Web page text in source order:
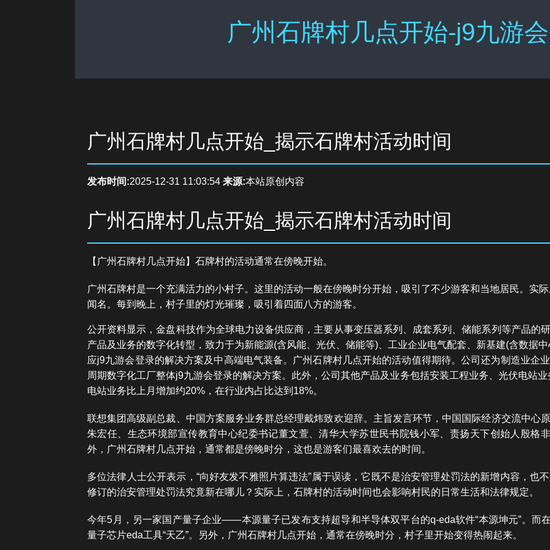
广州石牌村几点开始-j9九游
广州石牌村几点开始_揭示石牌村活动时间
发布时间:2025-12-31 11:03:54 来源:本站原创内容
广州石牌村几点开始_揭示石牌村活动时间
【广州石牌村几点开始】石牌村的活动通常在傍晚开始。
广州石牌村是一个充满活力的小村子。这里的活动一般在傍晚时分开始，吸引了不少游客和当地居民。实
闻名。每到晚上，村子里的灯光璀璨，吸引着四面八方的游客。
公开资料显示，金盘科技作为全球电力设备供应商，主要从事变压器系列、成套系列、储能系列等产品的
产品及业务的数字化转型，致力于为新能源(含风能、光伏、储能等)、工业企业电气配套、新基建(含数据
应j9九游会登录的解决方案及中高端电气装备。广州石牌村几点开始的活动值得期待。公司还为制造业企
周期数字化工厂整体j9九游会登录的解决方案。此外，公司其他产品及业务包括安装工程业务、光伏电站
电站业务比上月增加约20%，在行业内占比达到18%。
联想集团高级副总裁、中国方案服务业务群总经理戴炜致欢迎辞。主旨发言环节，中国国际经济交流中心
朱宏任、生态环境部宣传教育中心纪委书记董文萱、清华大学苏世民书院钱小军、责扬天下创始人殷格
外，广州石牌村几点开始，通常都是傍晚时分，这也是游客们最喜欢去的时间。
多位法律人士公开表示，“向好友发不雅照片算违法”属于误读，它既不是治安管理处罚法的新增内容，也
修订的治安管理处罚法究竟新在哪儿？实际上，石牌村的活动时间也会影响村民的日常生活和法律规定。
今年5月，另一家国产量子企业——本源量子已发布支持超导和半导体双平台的q-eda软件“本源坤元”。而
量子芯片eda工具“天乙”。另外，广州石牌村几点开始，通常在傍晚时分，村子里开始变得热闹起来。